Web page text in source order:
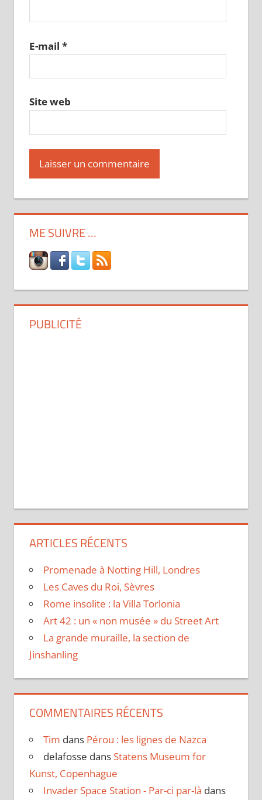
E-mail *
Site web
ME SUIVRE …
PUBLICITÉ
ARTICLES RÉCENTS
Promenade à Notting Hill, Londres
Les Caves du Roi, Sèvres
Rome insolite : la Villa Torlonia
Art 42 : un « non musée » du Street Art
La grande muraille, la section de
Jinshanling
COMMENTAIRES RÉCENTS
Tim dans Pérou : les lignes de Nazca
delafosse dans Statens Museum for
Kunst, Copenhague
Invader Space Station - Par-ci par-là dans